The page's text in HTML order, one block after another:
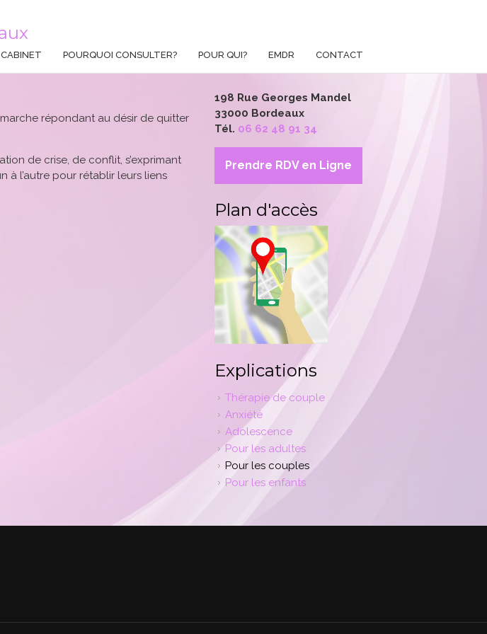
POURQUOI CONSULTER? POUR QUI? EMDR CONTACT
répondant au désir de quitter
de crise, de conflit, s’exprimant
à l’autre pour rétablir leurs liens
198 Rue Georges Mandel
33000 Bordeaux
Tél. 06 62 48 91 34
Prendre RDV en Ligne
Plan d'accès
Explications
Thérapie de couple
Anxiété
Adolescence
Pour les adultes
Pour les couples
Pour les enfants